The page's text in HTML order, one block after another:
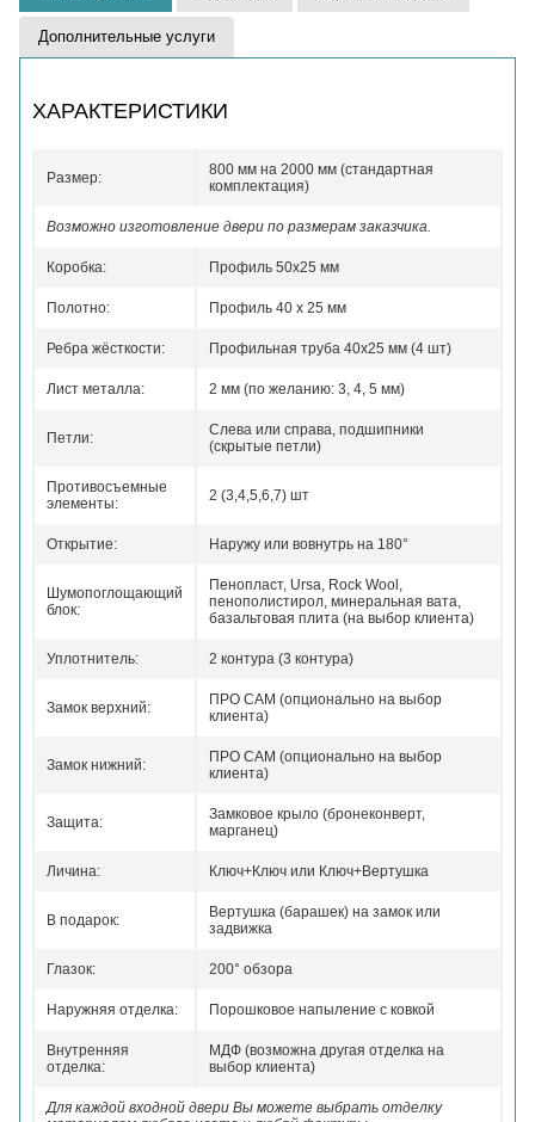
Дополнительные услуги
ХАРАКТЕРИСТИКИ
Размер:
800 мм на 2000 мм (стандартная
комплектация)
Возможно изготовление двери по размерам заказчика.
Коробка: Профиль 50x25 мм
Полотно: Профиль 40 x 25 мм
Ребра жёсткости: Профильная труба 40х25 мм (4 шт)
Лист металла: 2 мм (по желанию: 3, 4, 5 мм)
Петли:
Слева или справа, подшипники
(скрытые петли)
Противосъемные
элементы:
2 (3,4,5,6,7) шт
Открытие: Наружу или вовнутрь на 180°
Шумопоглощающий
блок:
Пенопласт, Ursa, Rock Wool,
пенополистирол, минеральная вата,
базальтовая плита (на выбор клиента)
Уплотнитель: 2 контура (3 контура)
Замок верхний:
ПРО САМ (опционально на выбор
клиента)
Замок нижний:
ПРО САМ (опционально на выбор
клиента)
Защита:
Замковое крыло (бронеконверт,
марганец)
Личина: Ключ+Ключ или Ключ+Вертушка
В подарок:
Вертушка (барашек) на замок или
задвижка
Глазок: 200° обзора
Наружняя отделка: Порошковое напыление с ковкой
Внутренняя
отделка:
МДФ (возможна другая отделка на
выбор клиента)
Для каждой входной двери Вы можете выбрать отделку